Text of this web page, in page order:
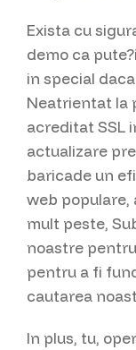
Exista cu
demo ca
in special
Neatrientat la
acreditat SSL
actualizare
baricade un
web populare,
mult peste,
noastre
pentru a fi
cautarea
In plus, tu,